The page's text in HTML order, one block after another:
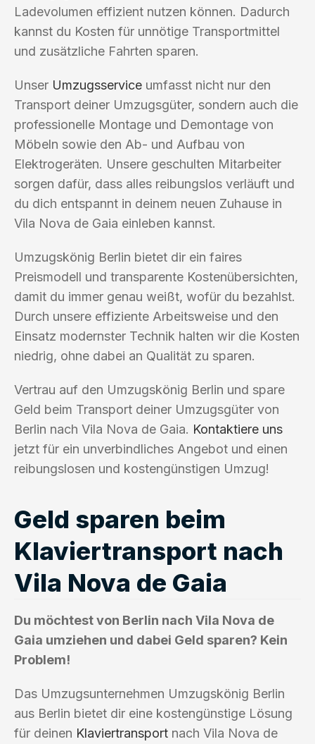
Ladevolumen effizient nutzen können. Dadurch
kannst du Kosten für unnötige Transportmittel
und zusätzliche Fahrten sparen.
Unser Umzugsservice umfasst nicht nur den
Transport deiner Umzugsgüter, sondern auch die
professionelle Montage und Demontage von
Möbeln sowie den Ab- und Aufbau von
Elektrogeräten. Unsere geschulten Mitarbeiter
sorgen dafür, dass alles reibungslos verläuft und
du dich entspannt in deinem neuen Zuhause in
Vila Nova de Gaia einleben kannst.
Umzugskönig Berlin bietet dir ein faires
Preismodell und transparente Kostenübersichten,
damit du immer genau weißt, wofür du bezahlst.
Durch unsere effiziente Arbeitsweise und den
Einsatz modernster Technik halten wir die Kosten
niedrig, ohne dabei an Qualität zu sparen.
Vertrau auf den Umzugskönig Berlin und spare
Geld beim Transport deiner Umzugsgüter von
Berlin nach Vila Nova de Gaia. Kontaktiere uns
jetzt für ein unverbindliches Angebot und einen
reibungslosen und kostengünstigen Umzug!
Geld sparen beim
Klaviertransport nach
Vila Nova de Gaia
Du möchtest von Berlin nach Vila Nova de
Gaia umziehen und dabei Geld sparen? Kein
Problem!
Das Umzugsunternehmen Umzugskönig Berlin
aus Berlin bietet dir eine kostengünstige Lösung
für deinen Klaviertransport nach Vila Nova de